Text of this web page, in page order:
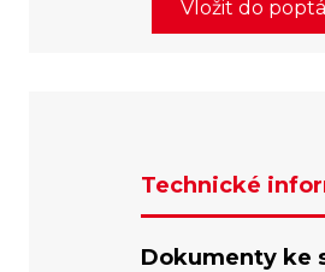
Vložit do
Technické
Dokumenty ke